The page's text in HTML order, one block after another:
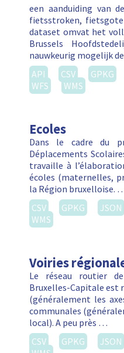
een aanduiding van
fietsstroken,
dataset omvat het
Brussels
nauwkeurig mogelijk
API
CSV GPKG
WFS
WMS
Ecoles
Dans le cadre du
Déplacements
travaille à
écoles (maternelles,
la Région bruxelloise.
CSV
GPKG JSON
WMS
Voiries
Le réseau routier
Bruxelles-Capitale est
(généralement les
communales
local). A peu près …
CSV
GPKG JSON